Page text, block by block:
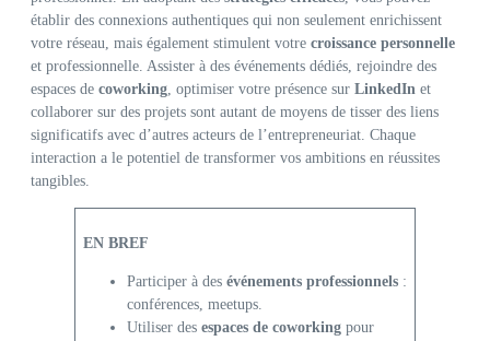
établir des connexions authentiques qui non seulement enrichissent
votre réseau, mais également stimulent votre croissance personnelle
et professionnelle. Assister à des événements dédiés, rejoindre des
espaces de coworking, optimiser votre présence sur LinkedIn et
collaborer sur des projets sont autant de moyens de tisser des liens
significatifs avec d’autres acteurs de l’entrepreneuriat. Chaque
interaction a le potentiel de transformer vos ambitions en réussites
tangibles.
EN BREF
Participer à des événements professionnels :
conférences, meetups.
Utiliser des espaces de coworking pour